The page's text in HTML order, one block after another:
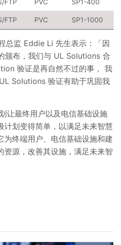
FTP PVC SP1-400
FTP PVC SP1-1000
总监 Eddie Li 先生表示：「因
颁布，我们与 UL Solutions 合
验证是再自然不过的事， 我
Solutions 验证有助于巩固我
让最终用户以及电信基础设施
计划变得简单，以满足未来智慧
为终端用户、电信基础设施和建
资源，改善其设施，满足未来智